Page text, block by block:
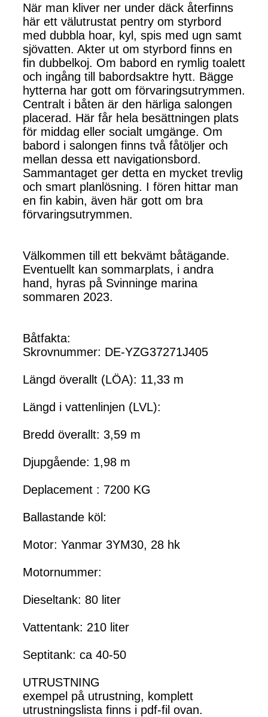
När man kliver ner under däck återfinns
här ett välutrustat pentry om styrbord
med dubbla hoar, kyl, spis med ugn samt
sjövatten. Akter ut om styrbord finns en
fin dubbelkoj. Om babord en rymlig toalett
och ingång till babordsaktre hytt. Bägge
hytterna har gott om förvaringsutrymmen.
Centralt i båten är den härliga salongen
placerad. Här får hela besättningen plats
för middag eller socialt umgänge. Om
babord i salongen finns två fåtöljer och
mellan dessa ett navigationsbord.
Sammantaget ger detta en mycket trevlig
och smart planlösning. I fören hittar man
en fin kabin, även här gott om bra
förvaringsutrymmen.
Välkommen till ett bekvämt båtägande.
Eventuellt kan sommarplats, i andra
hand, hyras på Svinninge marina
sommaren 2023.
Båtfakta:
Skrovnummer: DE-YZG37271J405
Längd överallt (LÖA): 11,33 m
Längd i vattenlinjen (LVL):
Bredd överallt: 3,59 m
Djupgående: 1,98 m
Deplacement : 7200 KG
Ballastande köl:
Motor: Yanmar 3YM30, 28 hk
Motornummer:
Dieseltank: 80 liter
Vattentank: 210 liter
Septitank: ca 40-50
UTRUSTNING
exempel på utrustning, komplett
utrustningslista finns i pdf-fil ovan.